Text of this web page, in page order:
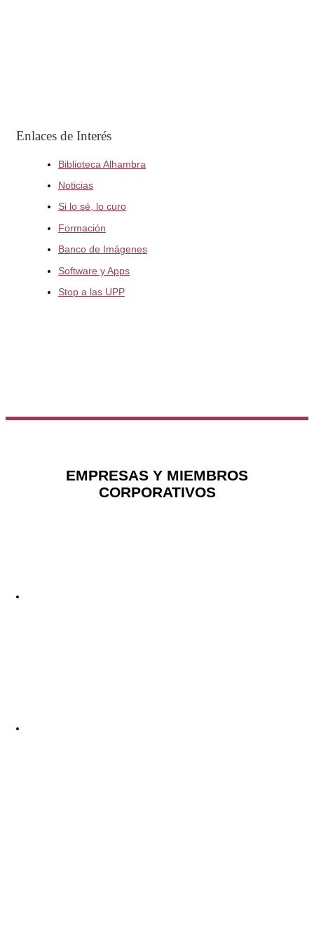
Enlaces de Interés
Biblioteca Alhambra
Noticias
Si lo sé, lo curo
Formación
Banco de Imágenes
Software y Apps
Stop a las UPP
EMPRESAS Y MIEMBROS
CORPORATIVOS